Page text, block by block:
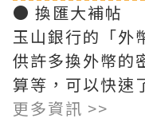
● 換匯大補帖
玉山銀行的「外
供許多換外幣的
算等，可以快速
更多資訊 >>